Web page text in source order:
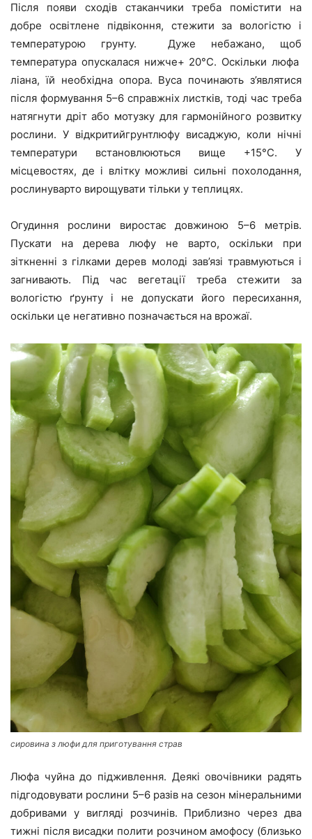
Після появи сходів стаканчики треба помістити на
добре освітлене підвіконня, стежити за вологістю і
температурою грунту. Дуже небажано, щоб
температура опускалася нижче+ 20°C. Оскільки люфа
ліана, їй необхідна опора. Вуса починають з’являтися
після формування 5–6 справжніх листків, тоді час треба
натягнути дріт або мотузку для гармонійного розвитку
рослини. У відкритийгрунтлюфу висаджую, коли нічні
температури встановлюються вище +15°C. У
місцевостях, де і влітку можливі сильні похолодання,
рослинуварто вирощувати тільки у теплицях.
Огудиння рослини виростає довжиною 5–6 метрів.
Пускати на дерева люфу не варто, оскільки при
зіткненні з гілками дерев молоді зав’язі травмуються і
загнивають. Під час вегетації треба стежити за
вологістю ґрунту і не допускати його пересихання,
оскільки це негативно позначається на врожаї.
сировина з люфи для приготування страв
Люфа чуйна до підживлення. Деякі овочівники радять
підгодовувати рослини 5–6 разів на сезон мінеральними
добривами у вигляді розчинів. Приблизно через два
тижні після висадки полити розчином амофосу (близько